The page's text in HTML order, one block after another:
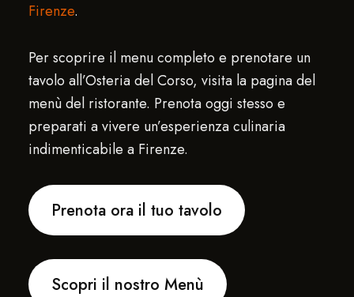
Firenze.
Per scoprire il menu completo e prenotare un
tavolo all’Osteria del Corso, visita la pagina del
menù del ristorante. Prenota oggi stesso e
preparati a vivere un’esperienza culinaria
indimenticabile a Firenze.
Prenota ora il tuo tavolo
Scopri il nostro Menù